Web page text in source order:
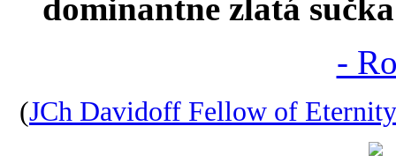
dominantne zlatá
-
(JCh Davidoff Fellow of Eternity